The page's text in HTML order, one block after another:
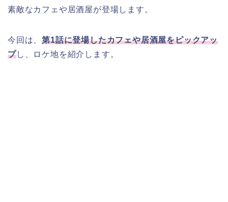
素敵なカフェや居酒屋が登場します。
今回は、第1話に登場したカフェや居酒屋をピックアッ
プし、ロケ地を紹介します。